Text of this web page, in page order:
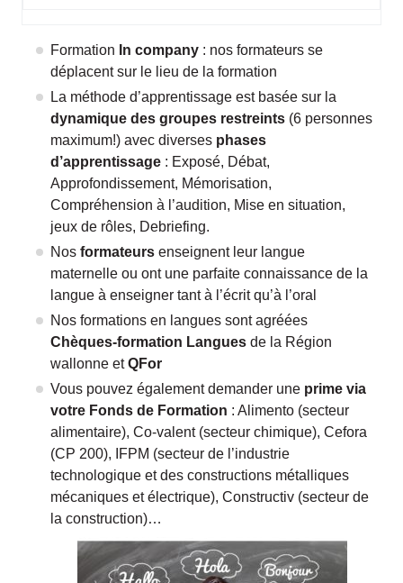
Formation In company : nos formateurs se
déplacent sur le lieu de la formation
La méthode d’apprentissage est basée sur la
dynamique des groupes restreints (6 personnes
maximum!) avec diverses phases
d’apprentissage : Exposé, Débat,
Approfondissement, Mémorisation,
Compréhension à l’audition, Mise en situation,
jeux de rôles, Debriefing.
Nos formateurs enseignent leur langue
maternelle ou ont une parfaite connaissance de la
langue à enseigner tant à l’écrit qu’à l’oral
Nos formations en langues sont agréées
Chèques-formation Langues de la Région
wallonne etQFor
Vous pouvez également demander une prime via
votre Fonds de Formation : Alimento (secteur
alimentaire), Co-valent (secteur chimique), Cefora
(CP 200), IFPM (secteur de l’industrie
technologique et des constructions métalliques
mécaniques et électrique), Constructiv (secteur de
la construction)…